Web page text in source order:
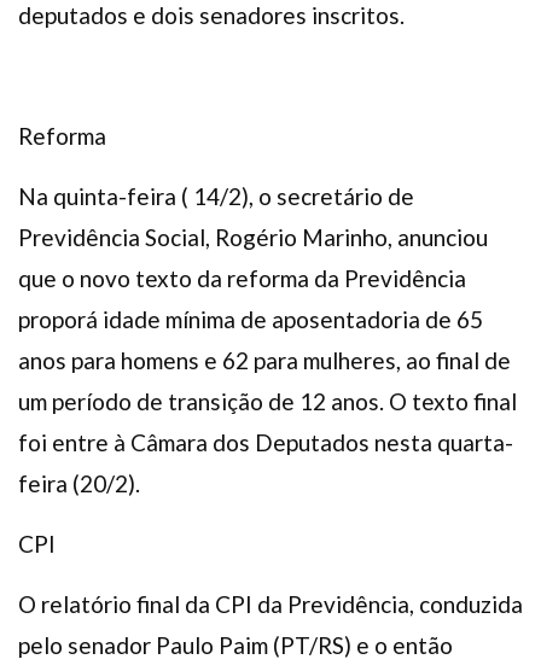
deputados e dois senadores inscritos.
Reforma
Na quinta-feira ( 14/2), o secretário de
Previdência Social, Rogério Marinho, anunciou
que o novo texto da reforma da Previdência
proporá idade mínima de aposentadoria de 65
anos para homens e 62 para mulheres, ao final de
um período de transição de 12 anos. O texto final
foi entre à Câmara dos Deputados nesta quarta-
feira (20/2).
CPI
O relatório final da CPI da Previdência, conduzida
pelo senador Paulo Paim (PT/RS) e o então